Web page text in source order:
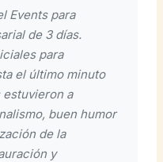
Events para
de 3 días.
para
el último minuto
a
buen humor
de la
y